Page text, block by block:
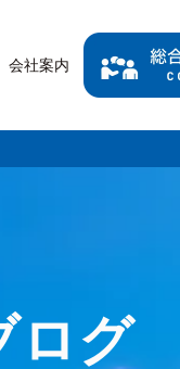
会社案内
ログ